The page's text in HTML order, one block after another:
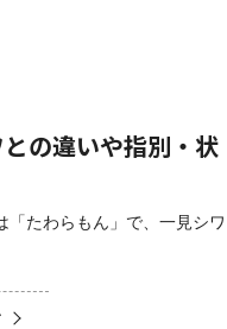
の違いや指別・状
「たわらもん」で、一見シワ